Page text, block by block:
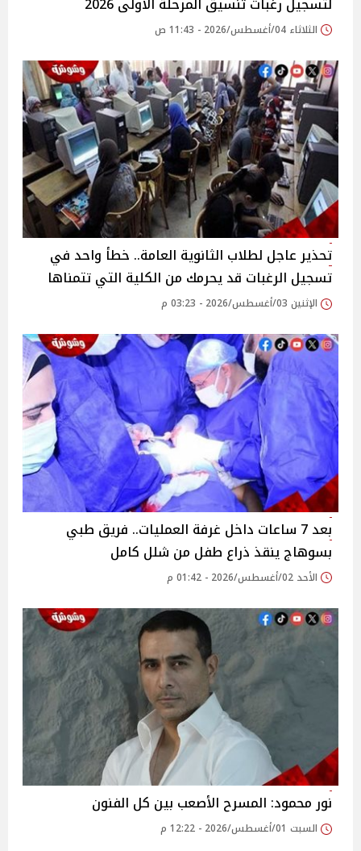
الثلاثاء 04/أغسطس/2026 - 11:43 ص
تحذير عاجل لطلاب الثانوية العامة.. خطأ واحد في
تسجيل الرغبات قد يحرمك من الكلية التي تتمناها
الإثنين 03/أغسطس/2026 - 03:23 م
بعد 7 ساعات داخل غرفة العمليات.. فريق طبي
بسوهاج ينقذ ذراع طفل من شلل كامل
الأحد 02/أغسطس/2026 - 01:42 م
نور محمود: المسرح الأصعب بين كل الفنون
السبت 01/أغسطس/2026 - 12:22 م